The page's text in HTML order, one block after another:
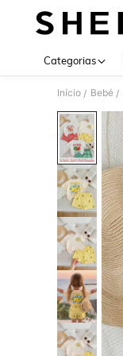
Categorias
Início / Bebé /